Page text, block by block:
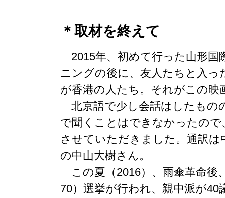
＊取材を終えて
2015年、初めて行った山形国
ニングの後に、友人たちと入
が香港の人たち。それがこの
北京語で少し会話はしたもの
で聞くことはできなかったの
させていただきました。通訳
の中山大樹さん。
この夏（2016）、雨傘革命後
70）選挙が行われ、親中派が40